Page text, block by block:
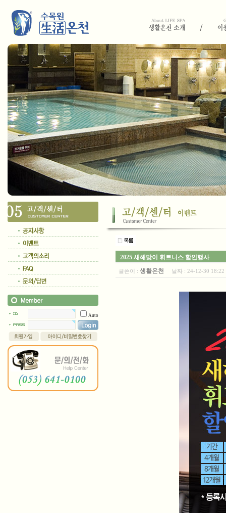
Auto
2025 새해맞이 휘트니스 할인행사
글쓴이 : 생활온천 날짜 : 24-12-30